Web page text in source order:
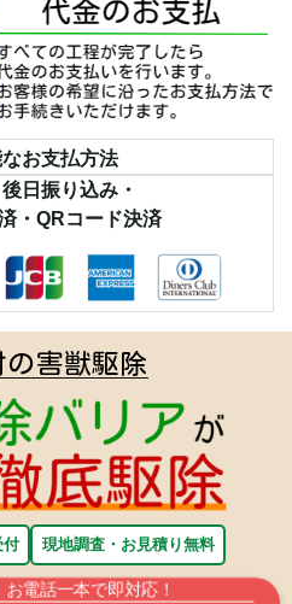
お支払方法
日振り込み・
・QRコード決済
の害獣駆除
付 現地調査・お見積り無料
電話一本で即対応！